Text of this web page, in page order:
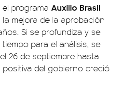
el programa Auxilio Brasil
mejora de la aprobación
Si se profundiza y se
para el análisis, se
26 de septiembre hasta
del gobierno creció